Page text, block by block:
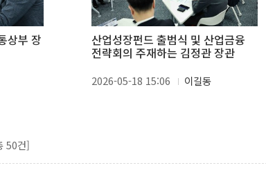
상부 장 산업성장펀드 출범식 및 산업금융
전략회의 주재하는 김정관 장관
2026-05-18 15:06 이길동
50건]